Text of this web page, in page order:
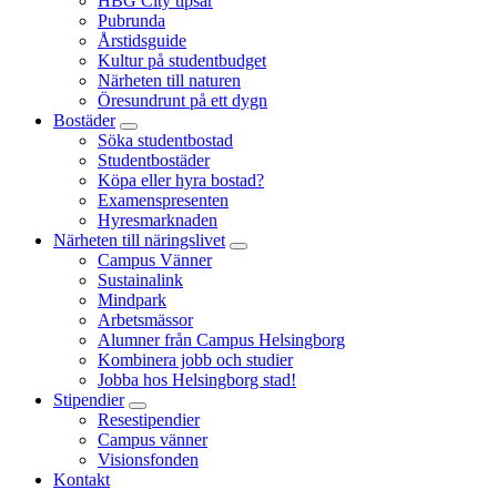
Pubrunda
Årstidsguide
Kultur på studentbudget
Närheten till naturen
Öresundrunt på ett dygn
Bostäder
Söka studentbostad
Studentbostäder
Köpa eller hyra bostad?
Examenspresenten
Hyresmarknaden
Närheten till näringslivet
Campus Vänner
Sustainalink
Mindpark
Arbetsmässor
Alumner från Campus Helsingborg
Kombinera jobb och studier
Jobba hos Helsingborg stad!
Stipendier
Resestipendier
Campus vänner
Visionsfonden
Kontakt